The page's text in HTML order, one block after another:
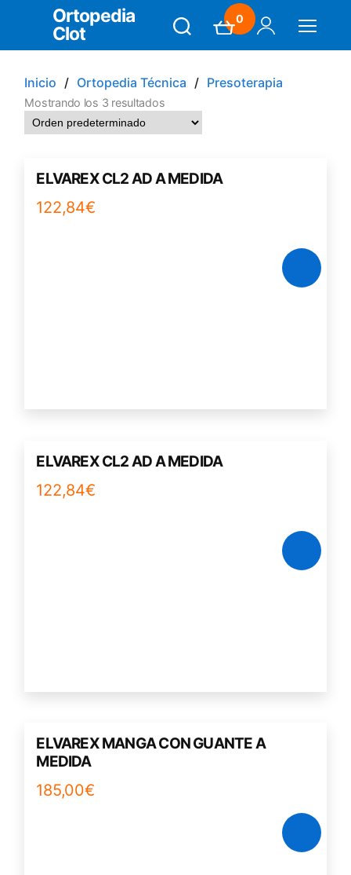
Ortopedia
Clot
0
Inicio Ortopedia Técnica Presoterapia
Mostrando los 3 resultados
ELVAREX CL2 AD A MEDIDA
122,84€
ELVAREX CL2 AD A MEDIDA
122,84€
ELVAREX MANGA CON GUANTE A
MEDIDA
185,00€